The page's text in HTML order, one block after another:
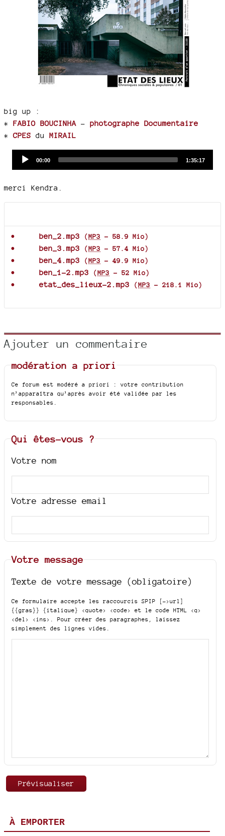
big up :
* FABIO BOUCINHA - photographe Documentaire
*CPES du MIRAIL
Current
00:00
Total
1:35:17
merci Kendra.
ben_2.mp3 (MP3 - 58.9 Mio)
ben_3.mp3 (MP3 - 57.4 Mio)
ben_4.mp3 (MP3 - 49.9 Mio)
ben_1-2.mp3 (MP3 - 52 Mio)
etat_des_lieux-2.mp3 (MP3 - 218.1 Mio)
Ajouter un commentaire
modération a priori
Ce forum est modéré a priori : votre contribution
n’apparaîtra qu’après avoir été validée par les
responsables.
Qui êtes-vous ?
Votre nom
Votre adresse email
Votre message
Texte de votre message (obligatoire)
Ce formulaire accepte les raccourcis SPIP
[->url]
{{gras}} {italique} <quote> <code>
et le code HTML <q>
<del> <ins>
. Pour créer des paragraphes, laissez
simplement des lignes vides.
À EMPORTER